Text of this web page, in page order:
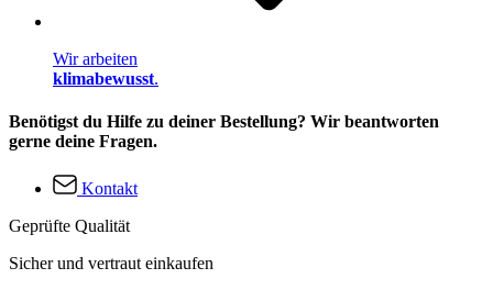
Wir arbeiten
klimabewusst.
Benötigst du Hilfe zu deiner Bestellung? Wir beantworten
gerne deine Fragen.
Kontakt
Geprüfte Qualität
Sicher und vertraut einkaufen